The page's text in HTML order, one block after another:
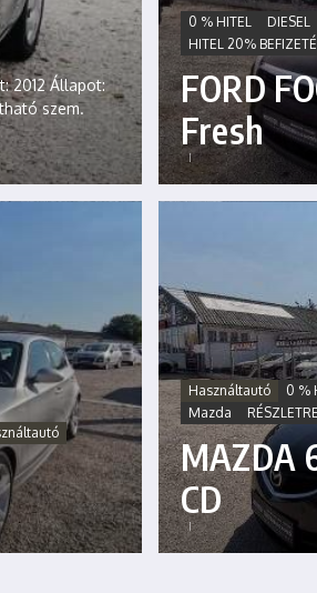
2012 Állapot:
szem.
0 % HITEL DIESEL
HITEL 20%
FORD
Fresh
Használtautó 0 %
Mazda
MAZDA
CD